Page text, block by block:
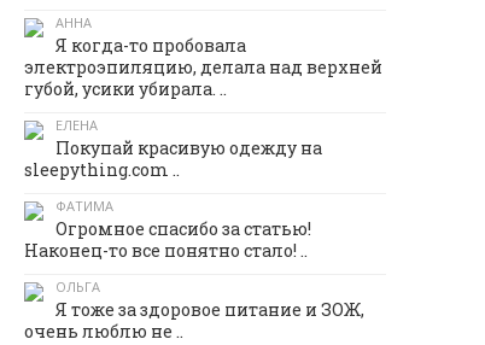
АННА
Я когда-то пробовала
электроэпиляцию, делала над верхней
губой, усики убирала. ..
ЕЛЕНА
Покупай красивую одежду на
sleepything.com ..
ФАТИМА
Огромное спасибо за статью!
Наконец-то все понятно стало! ..
ОЛЬГА
Я тоже за здоровое питание и ЗОЖ,
очень люблю не ..